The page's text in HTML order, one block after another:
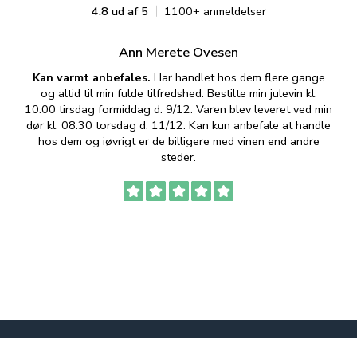
4.8 ud af 5 1100+ anmeldelser
Ann Merete Ovesen
Kan varmt anbefales. Har handlet hos dem flere gange
og altid til min fulde tilfredshed. Bestilte min julevin kl.
10.00 tirsdag formiddag d. 9/12. Varen blev leveret ved min
dør kl. 08.30 torsdag d. 11/12. Kan kun anbefale at handle
hos dem og iøvrigt er de billigere med vinen end andre
steder.